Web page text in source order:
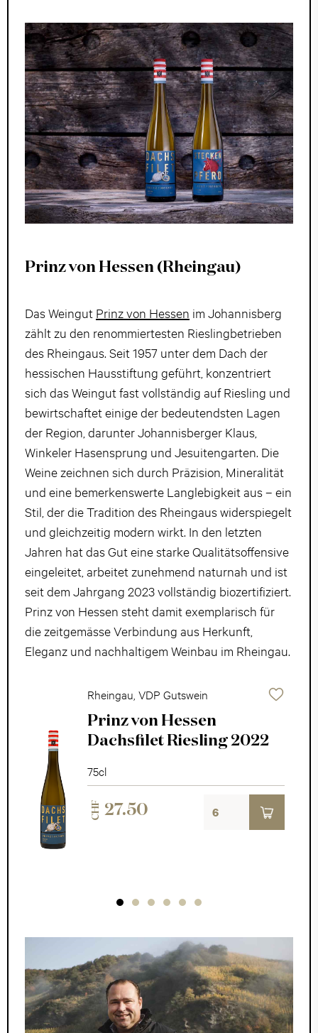
Prinz von Hessen (Rheingau)
Das Weingut Prinz von Hessen im Johannisberg
zählt zu den renommiertesten Rieslingbetrieben
des Rheingaus. Seit 1957 unter dem Dach der
hessischen Hausstiftung geführt, konzentriert
sich das Weingut fast vollständig auf Riesling und
bewirtschaftet einige der bedeutendsten Lagen
der Region, darunter Johannisberger Klaus,
Winkeler Hasensprung und Jesuitengarten. Die
Weine zeichnen sich durch Präzision, Mineralität
und eine bemerkenswerte Langlebigkeit aus – ein
Stil, der die Tradition des Rheingaus widerspiegelt
und gleichzeitig modern wirkt. In den letzten
Jahren hat das Gut eine starke Qualitätsoffensive
eingeleitet, arbeitet zunehmend naturnah und ist
seit dem Jahrgang 2023 vollständig biozertifiziert.
Prinz von Hessen steht damit exemplarisch für
die zeitgemässe Verbindung aus Herkunft,
Eleganz und nachhaltigem Weinbau im Rheingau.
Rheingau, VDP Gutswein
Prinz von Hessen
Dachsfilet Riesling 2022
75cl
CHF 27.50